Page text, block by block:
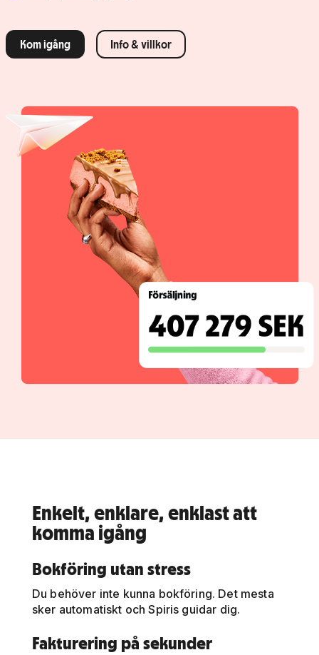
Kom igång Info & villkor
Enkelt, enklare, enklast att
komma igång
Bokföring utan stress
Du behöver inte kunna bokföring. Det mesta
sker automatiskt och Spiris guidar dig.
Fakturering på sekunder